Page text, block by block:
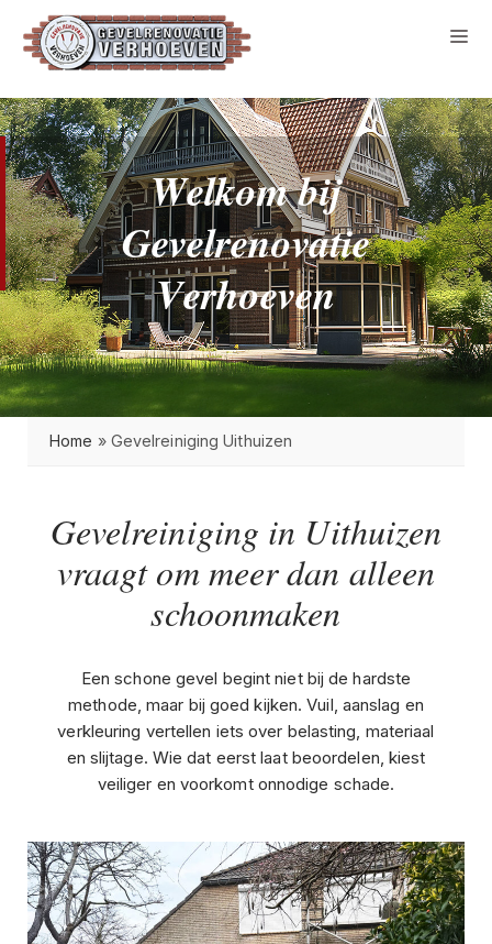
Welkombij
Gevelrenovatie
Verhoeven
Home » Gevelreiniging Uithuizen
Gevelreiniging in Uithuizen
vraagt om meer dan alleen
schoonmaken
Een schone gevel begint niet bij de hardste
methode, maar bij goed kijken. Vuil, aanslag en
verkleuring vertellen iets over belasting, materiaal
en slijtage. Wie dat eerst laat beoordelen, kiest
veiliger en voorkomt onnodige schade.